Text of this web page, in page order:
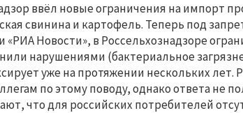
ввёл новые ограничения на импорт
свинина и картофель. Теперь под
Новости», в Россельхознадзоре
нарушениями (бактериальное
уже на протяжении нескольких
по этому поводу, однако ответа не
что для российских потребителей